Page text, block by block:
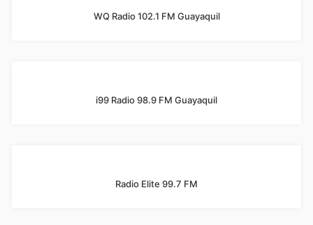
WQ Radio 102.1 FM Guayaquil
i99 Radio 98.9 FM Guayaquil
Radio Elite 99.7 FM